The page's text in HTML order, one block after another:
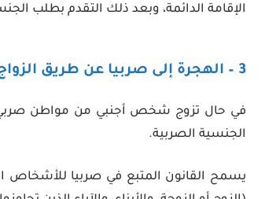
الإقامة الدائمة، وبعد ذلك التقدم بطلب
3 – الهجرة إلى صربيا عن طريق الزواج
في حال تزوج شخص أجنبي من مواطن
الجنسية الصربية.
يسمح القانون المتبع في صربيا للأشخاص